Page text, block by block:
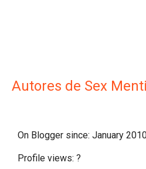
Autores de Sex
On Blogger since: January
Profile views: ?